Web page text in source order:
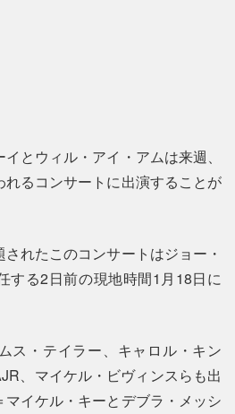
とウィル・アイ・アムは来週、
るコンサートに出演することが
れたこのコンサートはジョー・
する2日前の現地時間1月18日に
ス・テイラー、キャロル・キン
、マイケル・ビヴィンスらも出
イケル・キーとデブラ・メッシ